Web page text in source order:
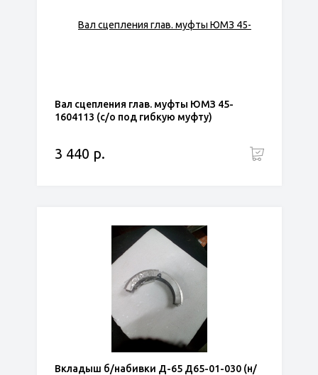
Вал сцепления глав. муфты ЮМЗ 45-
1604113 (с/о под гибкую муфту)
3 440 р.
Вкладыш б/набивки Д-65 Д65-01-030 (н/